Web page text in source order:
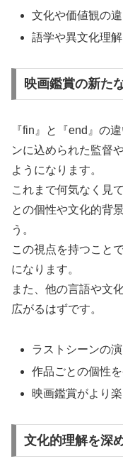
文化や価値観の
語学や異文化理
映画鑑賞の新た
『fin』と『end』の
ンに込められた監督
ようになります。
これまで何気なく見
との個性や文化的背
う。
この視点を持つこと
になります。
また、他の言語や文
広がるはずです。
ラストシーンの
作品ごとの個性
映画鑑賞がより
文化的理解を深